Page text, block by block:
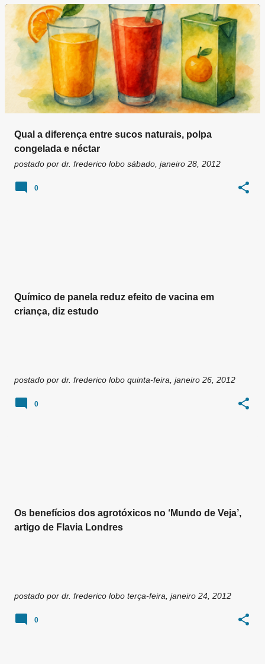
Qual a diferença entre sucos naturais, polpa
congelada e néctar
postado por dr. frederico lobo sábado, janeiro 28, 2012
0
Químico de panela reduz efeito de vacina em
criança, diz estudo
postado por dr. frederico lobo quinta-feira, janeiro 26, 2012
0
Os benefícios dos agrotóxicos no ‘Mundo de Veja’,
artigo de Flavia Londres
postado por dr. frederico lobo terça-feira, janeiro 24, 2012
0